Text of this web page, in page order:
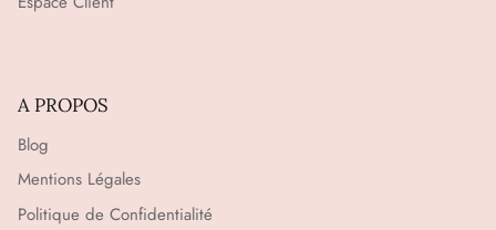
A PROPOS
Blog
Mentions Légales
Politique de Confidentialité